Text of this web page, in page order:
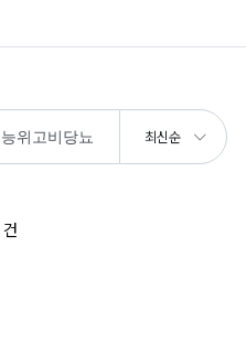
최신순
건